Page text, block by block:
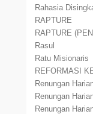
Rahasia
RAPTURE
RAPTURE
Rasul
Ratu Misionaris
REFORMASI
Renungan
Renungan
Renungan